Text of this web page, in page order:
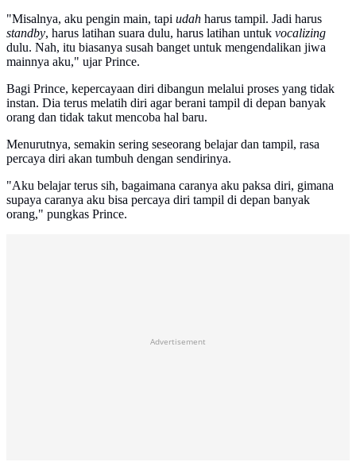
"Misalnya, aku pengin main, tapi udah harus tampil. Jadi harus
standby, harus latihan suara dulu, harus latihan untuk vocalizing
dulu. Nah, itu biasanya susah banget untuk mengendalikan jiwa
mainnya aku," ujar Prince.
Bagi Prince, kepercayaan diri dibangun melalui proses yang tidak
instan. Dia terus melatih diri agar berani tampil di depan banyak
orang dan tidak takut mencoba hal baru.
Menurutnya, semakin sering seseorang belajar dan tampil, rasa
percaya diri akan tumbuh dengan sendirinya.
"Aku belajar terus sih, bagaimana caranya aku paksa diri, gimana
supaya caranya aku bisa percaya diri tampil di depan banyak
orang," pungkas Prince.
Advertisement